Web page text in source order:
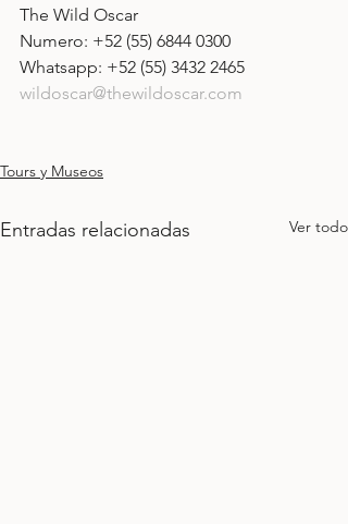
The Wild Oscar
Numero: +52 (55) 6844 0300
Whatsapp: +52 (55) 3432 2465
wildoscar@thewildoscar.com
Tours y Museos
Entradas relacionadas Ver todo